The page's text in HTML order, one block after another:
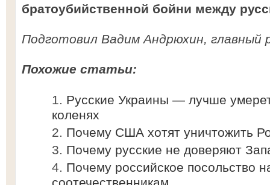
братоубийственной бойни между
Подготовил Вадим Андрюхин, главный
Похожие статьи:
Русские Украины — лучше
коленях
Почему США хотят уничтожить
Почему русские не доверяют
Почему российское посольство